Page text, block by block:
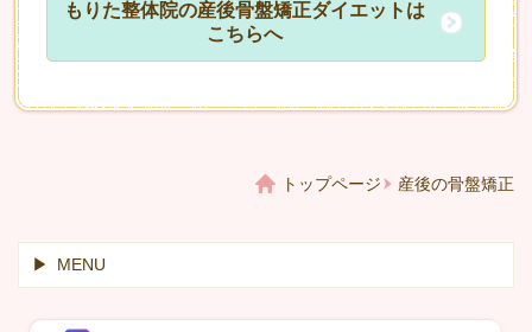
もりた整体院の産後骨盤矯正ダイエットは
こちらへ
トップページ 産後の骨盤矯正
MENU